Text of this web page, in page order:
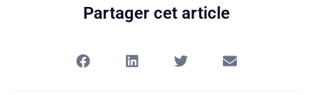
Partager cet article